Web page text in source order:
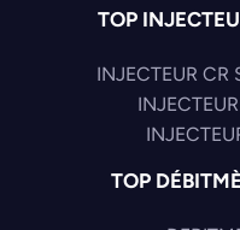
TOP
INJECTEUR CR
TOP